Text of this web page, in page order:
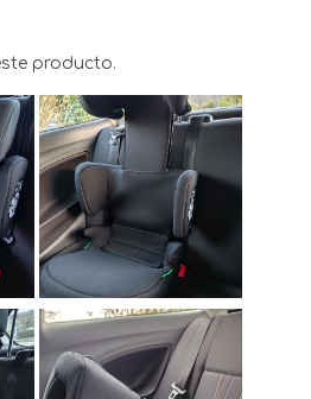
producto.